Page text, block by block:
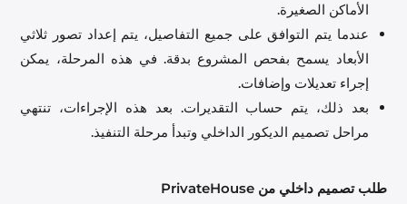
الأماكن الصغيرة.
عندما يتم التوافق على جميع التفاصيل، يتم إعداد تصور ثلاثي
الأبعاد يسمح بفحص المشروع بدقة. في هذه المرحلة، يمكن
إجراء تعديلات وإضافات.
بعد ذلك، يتم حساب التقديرات. بعد هذه الإجراءات، تنتهي
مراحل تصميم الديكور الداخلي وتبدأ مرحلة التنفيذ.
طلب تصميم داخلي من PrivateHouse